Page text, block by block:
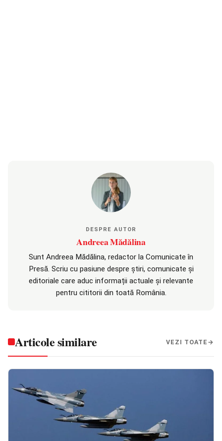
DESPRE AUTOR
Andreea Mădălina
Sunt Andreea Mădălina, redactor la Comunicate în
Presă. Scriu cu pasiune despre știri, comunicate și
editoriale care aduc informații actuale și relevante
pentru cititorii din toată România.
Articole similare VEZI TOATE